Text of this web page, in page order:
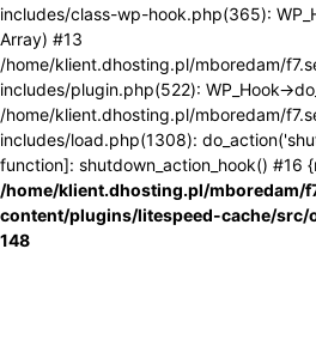
includes/class-wp-hook.php(365):
Array) #13
/home/klient.dhosting.pl/mboredam/
includes/plugin.php(522): WP_Hook-
/home/klient.dhosting.pl/mboredam/
includes/load.php(1308):
function]: shutdown_action_hook() #16
/home/klient.dhosting.pl/mboredam/
content/plugins/litespeed-cache/src/
148